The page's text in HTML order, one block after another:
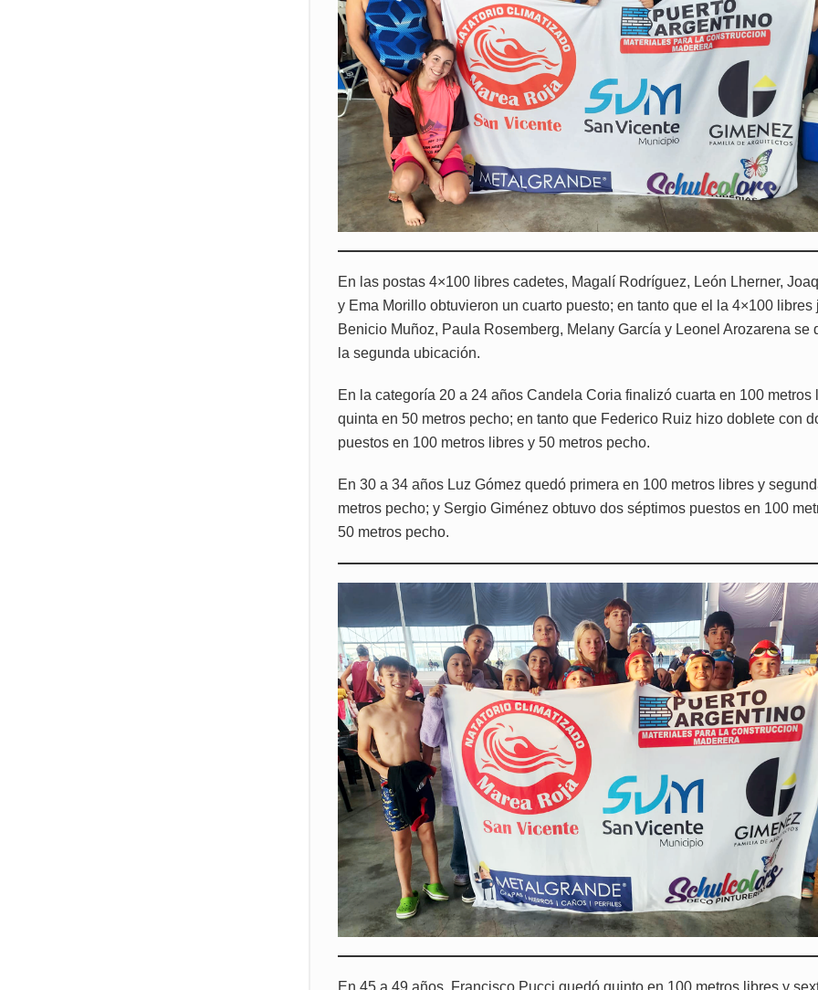
En las postas 4×100 libres cadetes, Magalí Rodríguez, León Lherner,
y Ema Morillo obtuvieron un cuarto puesto; en tanto que el la 4×100 libres
Benicio Muñoz, Paula Rosemberg, Melany García y Leonel Arozarena se
la segunda ubicación.
En la categoría 20 a 24 años Candela Coria finalizó cuarta en 100 metros
quinta en 50 metros pecho; en tanto que Federico Ruiz hizo doblete con
puestos en 100 metros libres y 50 metros pecho.
En 30 a 34 años Luz Gómez quedó primera en 100 metros libres y
metros pecho; y Sergio Giménez obtuvo dos séptimos puestos en 100
50 metros pecho.
En 45 a 49 años, Francisco Pucci quedó quinto en 100 metros libres y